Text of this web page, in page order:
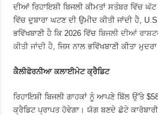
ਦੀਆਂ ਰਿਹਾਇਸ਼ੀ ਬਿਜਲੀ ਕੀਮਤਾਂ ਸਤੰਬਰ ਵਿੱਚ
ਵਿੱਚ ਦੁਬਾਰਾ ਘਟਣ ਦੀ ਉਮੀਦ ਕੀਤੀ ਜਾਂਦੀ ਹੈ,
ਭਵਿੱਖਬਾਣੀ ਹੈ ਕਿ 2026 ਵਿੱਚਬਿਜਲੀ ਦੀਆਂ
ਕੀਤੀ ਜਾਂਦੀ ਹੈ, ਜਿਸ ਨਾਲ ਭਵਿੱਖਬਾਣੀ ਕੀਤਾ
ਕੈਲੀਫੋਰਨੀਆ ਕਲਾਈਮੇਟ ਕ੍ਰੈਡਿਟ
ਰਿਹਾਇਸ਼ੀ ਬਿਜਲੀ ਗਾਹਕਾਂ ਨੂੰ ਆਪਣੇ ਬਿੱਲ ਉੱਤੇ
ਕ੍ਰੈਡਿਟ ਪ੍ਰਾਪਤ ਹੋਵੇਗਾ। ਯੋਗ ਬਣਦੇ ਛੋਟੇ